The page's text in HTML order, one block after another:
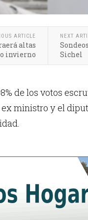
ARTICLE
altas
invierno
NEXT
Sichel
de los votos
ex ministro y el